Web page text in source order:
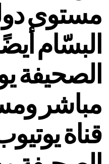
مستوى
البسّام
الصحيفة
مباشر
قناة